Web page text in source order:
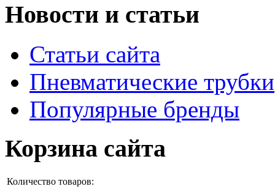
Новости и статьи
Статьи сайта
Пневматические трубки
Популярные бренды
Корзина сайта
Количество товаров: